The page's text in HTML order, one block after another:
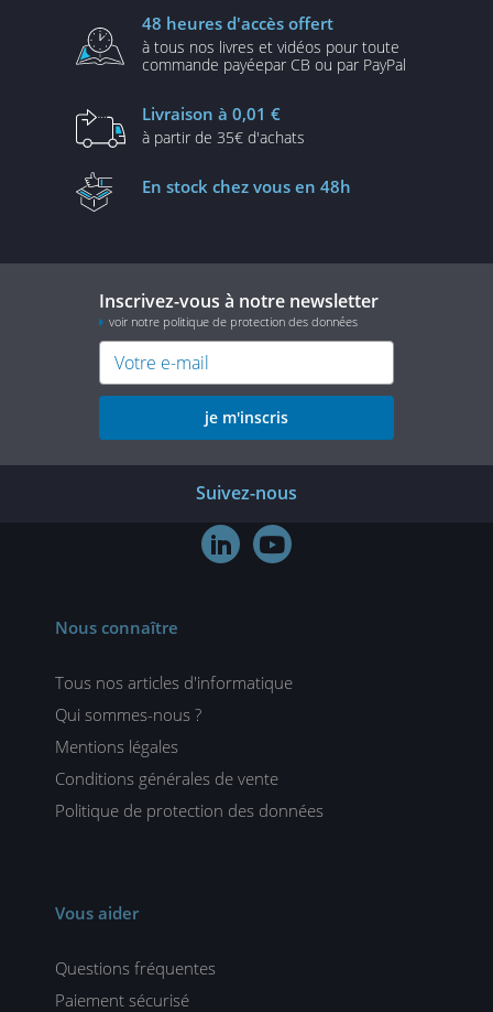
48 heures d'accès offert
à tous nos livres et vidéos pour toute
commande payéepar CB ou par PayPal
Livraison à 0,01 €
à partir de 35€ d'achats
En stock chez vous en 48h
Inscrivez-vous à notre newsletter
voir notre politique de protection des données
je m'inscris
Suivez-nous
 
Nous connaître
Tous nos articles d'informatique
Qui sommes-nous ?
Mentions légales
Conditions générales de vente
Politique de protection des données
Vous aider
Questions fréquentes
Paiement sécurisé